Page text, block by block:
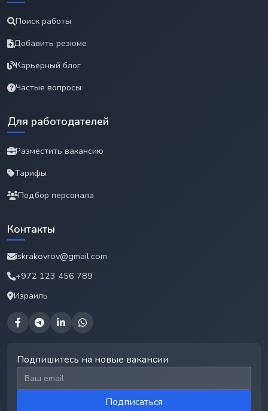
Поиск работы
Добавить резюме
Карьерный блог
Частые вопросы
Для работодателей
Разместить вакансию
Тарифы
Подбор персонала
Контакты
iskrakovrov@gmail.com
+972 123 456 789
Израиль
Подпишитесь на новые вакансии
Email для подписки
Подписаться